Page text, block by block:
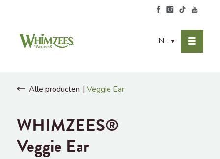
NL ▼
Alle producten Veggie Ear
WHIMZEES®
Veggie Ear